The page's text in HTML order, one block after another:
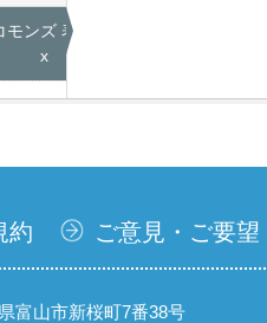
ンズ 表示
x
約 ご意見・ご要望
富山市新桜町7番38号